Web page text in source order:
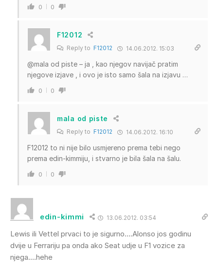
0 0
F12012
Reply to F12012 14.06.2012. 15:03
@mala od piste – ja , kao njegov navijač pratim
njegove izjave , i ovo je isto samo šala na izjavu …
0 0
mala od piste
Reply to F12012 14.06.2012. 16:10
F12012 to ni nije bilo usmjereno prema tebi nego
prema edin-kimmiju, i stvarno je bila šala na šalu.
0 0
edin-kimmi 13.06.2012. 03:54
Lewis ili Vettel prvaci to je sigurno….Alonso jos godinu
dvije u Ferrariju pa onda ako Seat udje u F1 vozice za
njega….hehe